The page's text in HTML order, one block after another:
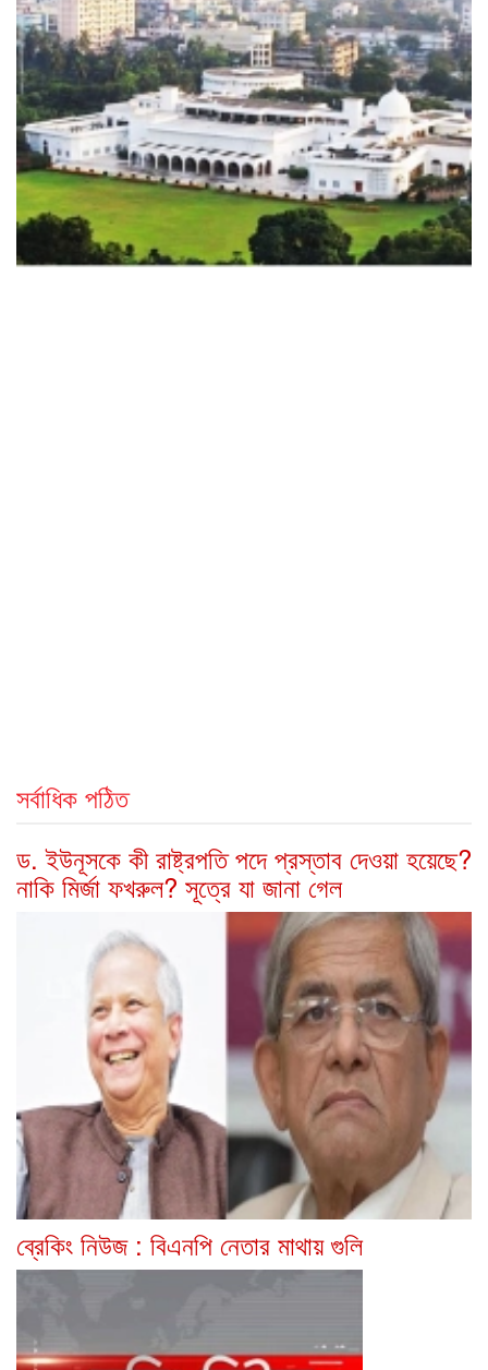
সর্বাধিক পঠিত
ড. ইউনূসকে কী রাষ্ট্রপতি পদে প্রস্তাব দেওয়া হয়েছে?
নাকি মির্জা ফখরুল? সূত্রে যা জানা গেল
ব্রেকিং নিউজ : বিএনপি নেতার মাথায় গুলি